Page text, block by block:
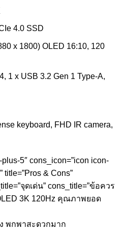
4.0 SSD
x 1800) OLED 16:10, 120
1 x USB 3.2 Gen 1 Type-A,
keyboard, FHD IR camera,
5″ cons_icon=”icon icon-
title=”Pros & Cons”
จุดเด่น” cons_title=”ข้อควร
3K 120Hz คุณภาพยอด
พกพาสะดวกมาก